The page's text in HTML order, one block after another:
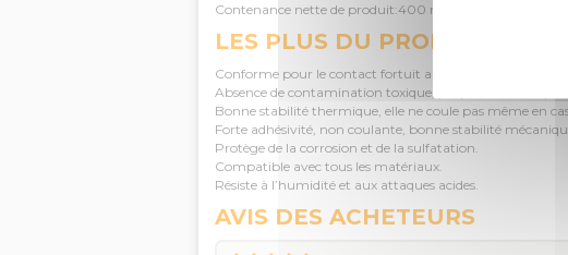
Contenance nette de produit:400 ml
LES PLUS DU PRODUIT
Conforme pour le contact fortuit alimentaire.
Absence de contamination toxique, propre, ne tache pas.
Bonne stabilité thermique, elle ne coule pas même en
Forte adhésivité, non coulante, bonne stabilité
Protège de la corrosion et de la sulfatation.
Compatible avec tous les matériaux.
Résiste à l’humidité et aux attaques acides.
AVIS DES ACHETEURS